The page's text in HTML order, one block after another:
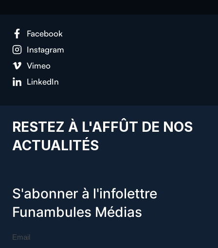
Facebook
Instagram
Vimeo
LinkedIn
RESTEZ À L'AFFÛT DE NOS
ACTUALITÉS
S'abonner à l'infolettre
Funambules Médias
Email